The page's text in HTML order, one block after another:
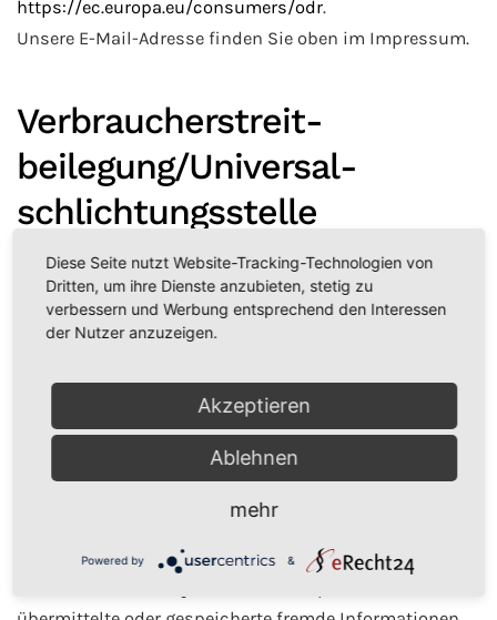
https://ec.europa.eu/consumers/odr.
Unsere E-Mail-Adresse finden Sie oben im Impressum.
Verbraucher­streit­
beilegung/Universal­
schlichtungs­stelle
Wir sind nicht bereit oder verpflichtet, an
Streitbeilegungsverfahren vor einer
Verbraucherschlichtungsstelle teilzunehmen.
Haftung für Inhalte
eigene Inhalte auf diesen Seiten nach den allgemeinen
Gesetzen verantwortlich. Nach §§ 8 bis 10 TMG sind wir
Diese Seite nutzt Website-Tracking-Technologien von
Dritten, um ihre Dienste anzubieten, stetig zu
verbessern und Werbung entsprechend den Interessen
der Nutzer anzuzeigen.
Akzeptieren
Ablehnen
mehr
Powered by &